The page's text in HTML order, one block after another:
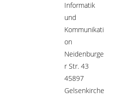
Informatik
und
Kommunikati
on
Neidenburge
r Str. 43
45897
Gelsenkirche